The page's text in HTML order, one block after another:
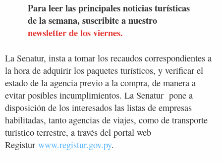
Para leer las principales noticias turísticas
de la semana, suscribite a nuestro
newsletter de los viernes.
La Senatur, insta a tomar los recaudos correspondientes a
la hora de adquirir los paquetes turísticos, y verificar el
estado de la agencia previo a la compra, de manera a
evitar posibles incumplimientos. La Senatur pone a
disposición de los interesados las listas de empresas
habilitadas, tanto agencias de viajes, como de transporte
turístico terrestre, a través del portal web
Registur www.registur.gov.py.